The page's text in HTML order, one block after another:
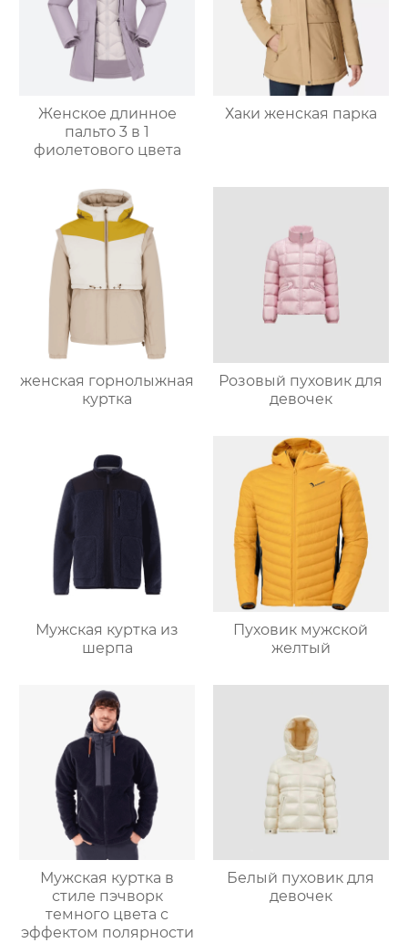
Женское длинное
пальто 3 в 1
фиолетового цвета
Хаки женская парка
женская горнолыжная
куртка
Розовый пуховик для
девочек
Мужская куртка из
шерпа
Пуховик мужской
желтый
Мужская куртка в
стиле пэчворк
темного цвета с
эффектом полярности
Белый пуховик для
девочек